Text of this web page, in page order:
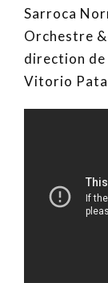
Sarroca
Orchestre
direction de
Vitorio